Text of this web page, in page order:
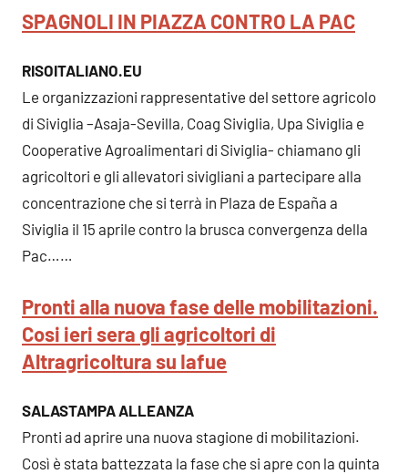
SPAGNOLI IN PIAZZA CONTRO LA PAC
RISOITALIANO.EU
Le organizzazioni rappresentative del settore agricolo
di Siviglia –Asaja-Sevilla, Coag Siviglia, Upa Siviglia e
Cooperative Agroalimentari di Siviglia- chiamano gli
agricoltori e gli allevatori sivigliani a partecipare alla
concentrazione che si terrà in Plaza de España a
Siviglia il 15 aprile contro la brusca convergenza della
Pac……
Pronti alla nuova fase delle mobilitazioni.
Cosi ieri sera gli agricoltori di
Altragricoltura su Iafue
SALASTAMPA ALLEANZA
Pronti ad aprire una nuova stagione di mobilitazioni.
Così è stata battezzata la fase che si apre con la quinta